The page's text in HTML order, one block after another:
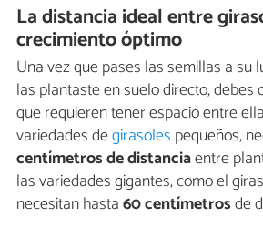
La distancia ideal entre
crecimiento óptimo
Una vez que pases las semillas a su
las plantaste en suelo directo, debes
que requieren tener espacio entre
variedades degirasoles pequeños,
centímetros de distanciaentre
las variedades gigantes, como el
necesitan hasta60 centímetrosde